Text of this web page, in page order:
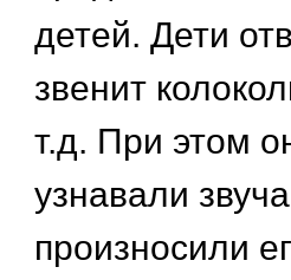
детей. Дети
звенит
т.д. При этом
узнавали
произносили